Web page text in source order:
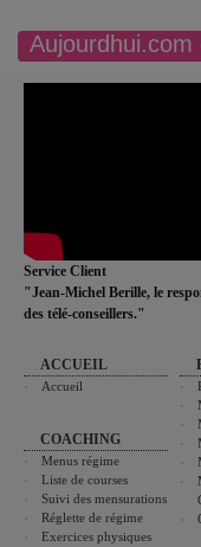
Aujourdhui.com
Service Client
"Jean-Michel Berille, le
des télé-conseillers."
ACCUEIL
Accueil
COACHING
Menus régime
Liste de courses
Suivi des mensurations
Réglette de régime
Exercices physiques